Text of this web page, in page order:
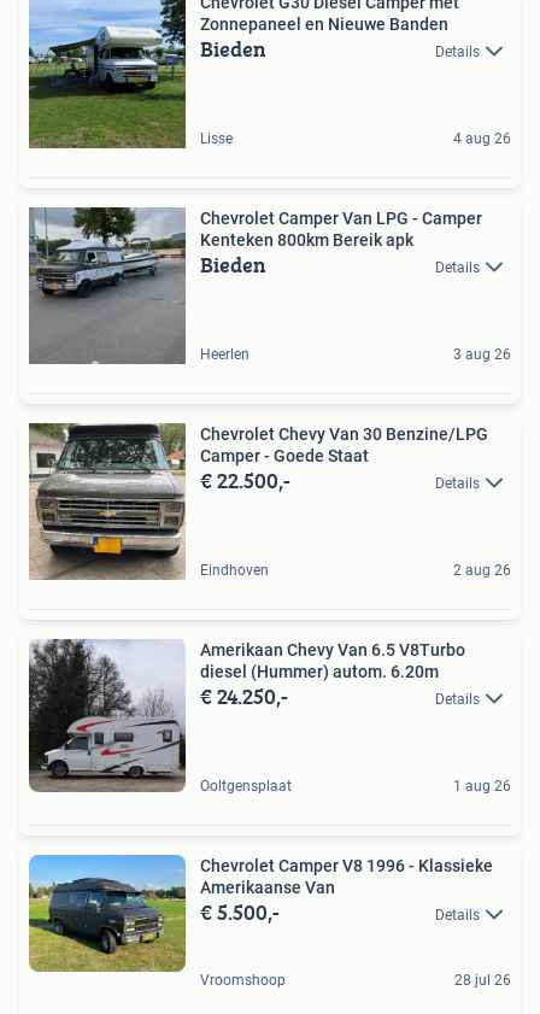
Zonnepaneel en Nieuwe Banden
Bieden Details
Lisse 4 aug 26
Chevrolet Camper Van LPG - Camper
Kenteken 800km Bereik apk
Bieden Details
Heerlen 3 aug 26
Chevrolet Chevy Van 30 Benzine/LPG
Camper - Goede Staat
€ 22.500,- Details
Eindhoven 2 aug 26
Amerikaan Chevy Van 6.5 V8Turbo
diesel (Hummer) autom. 6.20m
€ 24.250,- Details
Ooltgensplaat 1 aug 26
Chevrolet Camper V8 1996 - Klassieke
Amerikaanse Van
€ 5.500,- Details
Vroomshoop 28 jul 26